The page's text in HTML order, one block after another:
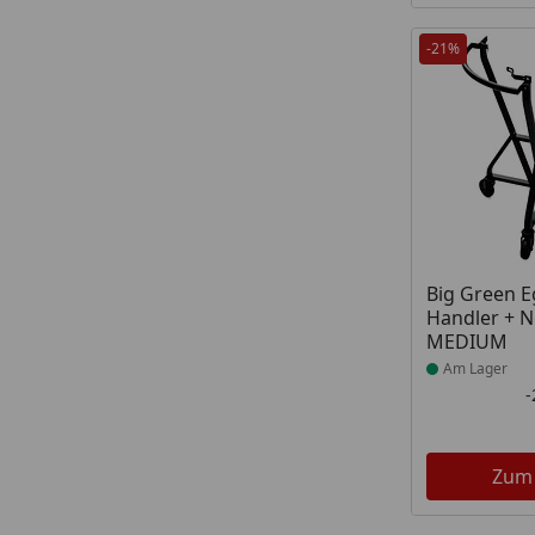
-21%
Big Green
Handler +
MEDIUM
Produkt
Am Lager
-